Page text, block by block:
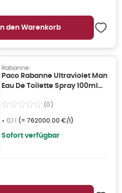
In den Warenkorb
Rabanne
Paco Rabanne Ultraviolet Man
Eau De Toilette Spray 100ml
(0)
• 0,1 l (= 762000.00 €/l)
Sofort verfügbar